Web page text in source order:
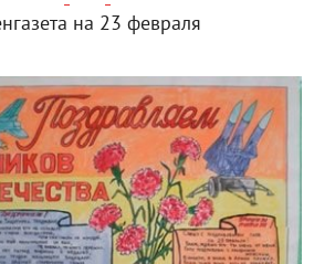
на 23 февраля